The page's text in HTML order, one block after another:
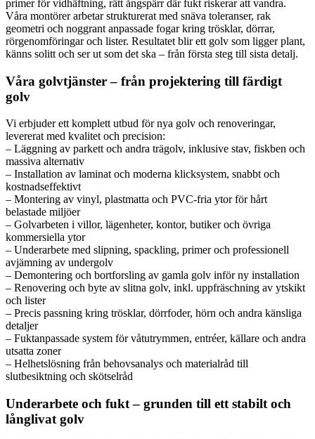
primer för vidhäftning, rätt ångspärr där fukt riskerar att vandra.
Våra montörer arbetar strukturerat med snäva toleranser, rak
geometri och noggrant anpassade fogar kring trösklar, dörrar,
rörgenomföringar och lister. Resultatet blir ett golv som ligger plant,
känns solitt och ser ut som det ska – från första steg till sista detalj.
Våra golvtjänster – från projektering till färdigt
golv
Vi erbjuder ett komplett utbud för nya golv och renoveringar,
levererat med kvalitet och precision:
– Läggning av parkett och andra trägolv, inklusive stav, fiskben och
massiva alternativ
– Installation av laminat och moderna klicksystem, snabbt och
kostnadseffektivt
– Montering av vinyl, plastmatta och PVC-fria ytor för hårt
belastade miljöer
– Golvarbeten i villor, lägenheter, kontor, butiker och övriga
kommersiella ytor
– Underarbete med slipning, spackling, primer och professionell
avjämning av undergolv
– Demontering och bortforsling av gamla golv inför ny installation
– Renovering och byte av slitna golv, inkl. uppfräschning av ytskikt
och lister
– Precis passning kring trösklar, dörrfoder, hörn och andra känsliga
detaljer
– Fuktanpassade system för våtutrymmen, entréer, källare och andra
utsatta zoner
– Helhetslösning från behovsanalys och materialråd till
slutbesiktning och skötselråd
Underarbete och fukt – grunden till ett stabilt och
långlivat golv